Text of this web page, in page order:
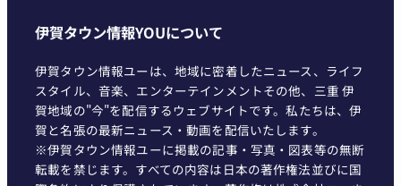
伊賀タウン情報YOUについて
伊賀タウン情報ユーは、地域に密着したニュース、ライフ
スタイル、音楽、エンターテインメントその他、三重 伊
賀地域の"今"を配信するウェブサイトです。私たちは、伊
賀と名張の最新ニュース・動画を配信いたします。
※伊賀タウン情報ユーに掲載の記事・写真・図表等の無断
転載を禁じます。すべての内容は日本の著作権法並びに国